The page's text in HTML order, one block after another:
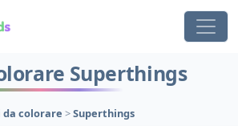
Superthings
da colorare >Superthings